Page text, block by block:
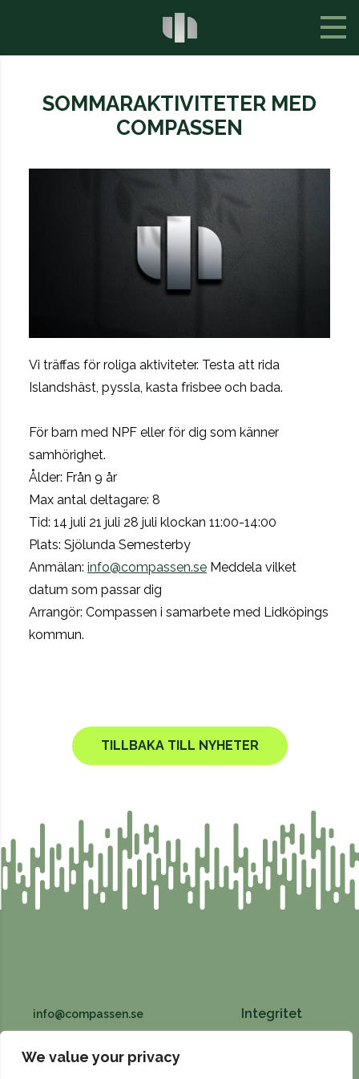
We value your privacy
SOMMARAKTIVITETER MED
COMPASSEN
Vi träffas för roliga aktiviteter. Testa att rida
Islandshäst, pyssla, kasta frisbee och bada.
För barn med NPF eller för dig som känner
samhörighet.
Ålder: Från 9 år
Max antal deltagare: 8
Tid: 14 juli 21 juli 28 juli klockan 11:00-14:00
Plats: Sjölunda Semesterby
Anmälan: info@compassen.se Meddela vilket
datum som passar dig
Arrangör: Compassen i samarbete med Lidköpings
kommun.
TILLBAKA TILL NYHETER
info@compassen.se
Integritet